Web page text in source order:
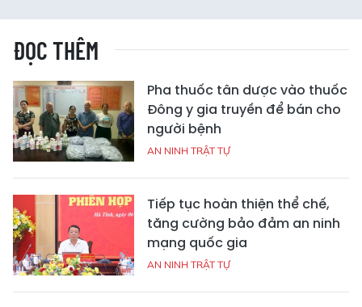
ĐỌC THÊM
Pha thuốc tân dược vào thuốc
Đông y gia truyền để bán cho
người bệnh
AN NINH TRẬT TỰ
Tiếp tục hoàn thiện thể chế,
tăng cường bảo đảm an ninh
mạng quốc gia
AN NINH TRẬT TỰ